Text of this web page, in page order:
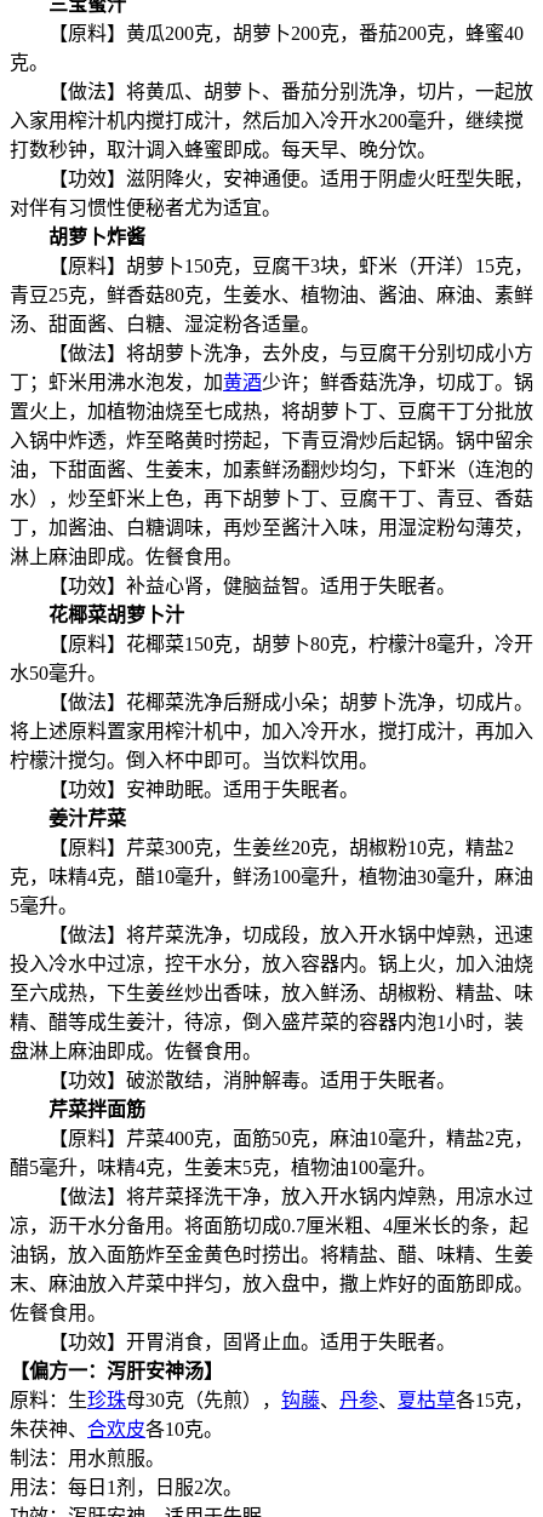
【原料】黄瓜200克，胡萝卜200克，番茄200克，蜂蜜40
克。
【做法】将黄瓜、胡萝卜、番茄分别洗净，切片，一起放
入家用榨汁机内搅打成汁，然后加入冷开水200毫升，继续搅
打数秒钟，取汁调入蜂蜜即成。每天早、晚分饮。
【功效】滋阴降火，安神通便。适用于阴虚火旺型失眠，
对伴有习惯性便秘者尤为适宜。
胡萝卜炸酱
【原料】胡萝卜150克，豆腐干3块，虾米（开洋）15克，
青豆25克，鲜香菇80克，生姜水、植物油、酱油、麻油、素鲜
汤、甜面酱、白糖、湿淀粉各适量。
【做法】将胡萝卜洗净，去外皮，与豆腐干分别切成小方
丁；虾米用沸水泡发，加黄酒少许；鲜香菇洗净，切成丁。锅
置火上，加植物油烧至七成热，将胡萝卜丁、豆腐干丁分批放
入锅中炸透，炸至略黄时捞起，下青豆滑炒后起锅。锅中留余
油，下甜面酱、生姜末，加素鲜汤翻炒均匀，下虾米（连泡的
水），炒至虾米上色，再下胡萝卜丁、豆腐干丁、青豆、香菇
丁，加酱油、白糖调味，再炒至酱汁入味，用湿淀粉勾薄芡，
淋上麻油即成。佐餐食用。
【功效】补益心肾，健脑益智。适用于失眠者。
花椰菜胡萝卜汁
【原料】花椰菜150克，胡萝卜80克，柠檬汁8毫升，冷开
水50毫升。
【做法】花椰菜洗净后掰成小朵；胡萝卜洗净，切成片。
将上述原料置家用榨汁机中，加入冷开水，搅打成汁，再加入
柠檬汁搅匀。倒入杯中即可。当饮料饮用。
【功效】安神助眠。适用于失眠者。
姜汁芹菜
【原料】芹菜300克，生姜丝20克，胡椒粉10克，精盐2
克，味精4克，醋10毫升，鲜汤100毫升，植物油30毫升，麻油
5毫升。
【做法】将芹菜洗净，切成段，放入开水锅中焯熟，迅速
投入冷水中过凉，控干水分，放入容器内。锅上火，加入油烧
至六成热，下生姜丝炒出香味，放入鲜汤、胡椒粉、精盐、味
精、醋等成生姜汁，待凉，倒入盛芹菜的容器内泡1小时，装
盘淋上麻油即成。佐餐食用。
【功效】破淤散结，消肿解毒。适用于失眠者。
芹菜拌面筋
【原料】芹菜400克，面筋50克，麻油10毫升，精盐2克，
醋5毫升，味精4克，生姜末5克，植物油100毫升。
【做法】将芹菜择洗干净，放入开水锅内焯熟，用凉水过
凉，沥干水分备用。将面筋切成0.7厘米粗、4厘米长的条，起
油锅，放入面筋炸至金黄色时捞出。将精盐、醋、味精、生姜
末、麻油放入芹菜中拌匀，放入盘中，撒上炸好的面筋即成。
佐餐食用。
【功效】开胃消食，固肾止血。适用于失眠者。
【偏方一：泻肝安神汤】
原料：生珍珠母30克（先煎）， 钩藤、 丹参、 夏枯草各15克，
朱茯神、 合欢皮各10克。
制法：用水煎服。
用法：每日1剂，日服2次。